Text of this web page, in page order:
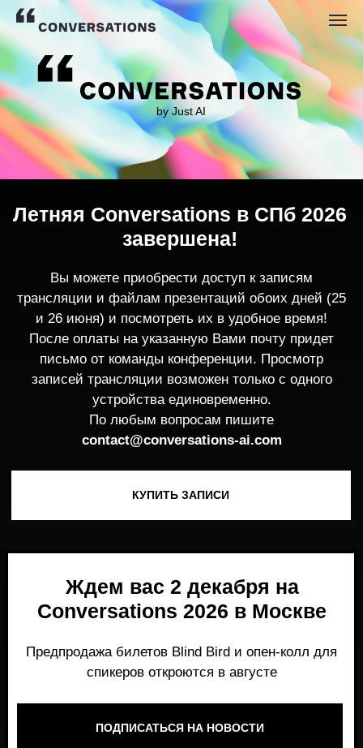
by Just AI
трансляции и файлам презентаций обоих дней (25
После оплаты на указанную Вами почту придет
записей трансляции возможен только с одного
устройства единовременно.
По любым вопросам пишите
contact@conversations-ai.co m
Летняя Conversations в СПб 2026
завершена!
Ждем вас 2 декабря на
Conversations 2026 в Москве
ПОДПИСАТЬСЯ НА НОВОСТИ
Место, где можно получить честный,
работает и формирует рынок генеративного